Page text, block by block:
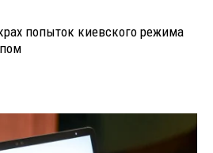
попыток киевского режима